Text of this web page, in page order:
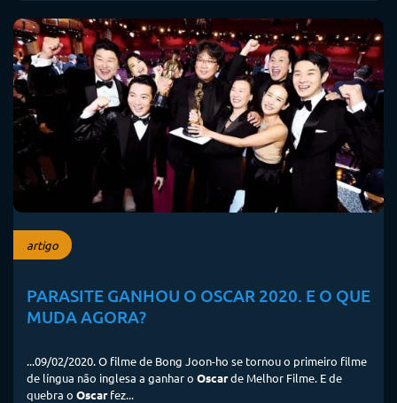
artigo
PARASITE GANHOU O OSCAR 2020. E O QUE
MUDA AGORA?
...09/02/2020. O filme de Bong Joon-ho se tornou o primeiro filme
de língua não inglesa a ganhar o Oscarde Melhor Filme. E de
quebra o Oscarfez...